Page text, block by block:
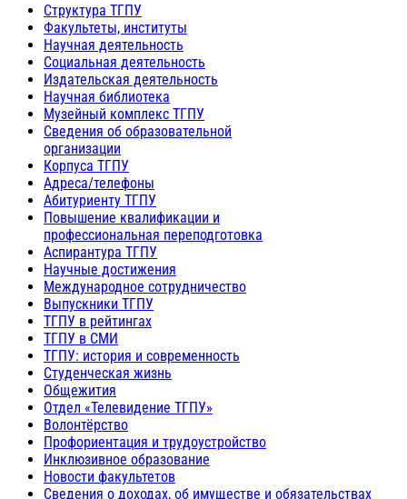
Структура ТГПУ
Факультеты, институты
Научная деятельность
Социальная деятельность
Издательская деятельность
Научная библиотека
Музейный комплекс ТГПУ
Сведения об образовательной
организации
Корпуса ТГПУ
Адреса/телефоны
Абитуриенту ТГПУ
Повышение квалификации и
профессиональная переподготовка
Аспирантура ТГПУ
Научные достижения
Международное сотрудничество
Выпускники ТГПУ
ТГПУ в рейтингах
ТГПУ в СМИ
ТГПУ: история и современность
Студенческая жизнь
Общежития
Отдел «Телевидение ТГПУ»
Волонтёрство
Профориентация и трудоустройство
Инклюзивное образование
Новости факультетов
Сведения о доходах, об имуществе и обязательствах